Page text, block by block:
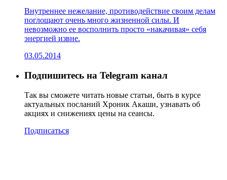
Внутреннее нежелание, противодействие своим делам
поглощают очень много жизненной силы. И
невозможно ее восполнить просто «накачивая» себя
энергией извне.
03.05.2014
Подпишитесь на Telegram канал
Так вы сможете читать новые статьи, быть в курсе
актуальных посланий Хроник Акаши, узнавать об
акциях и снижениях цены на сеансы.
Подписаться